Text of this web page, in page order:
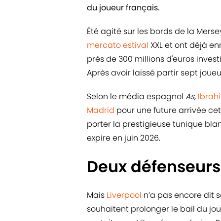
du joueur français.
Été agité sur les bords de la
mercato estival XXL et ont déjà
près de 300 millions d'euros
Après avoir laissé partir sept
Selon le média espagnol As,
Madrid pour une future arrivée
porter la prestigieuse tunique
expire en juin 2026.
Deux
Mais Liverpool n’a pas encore dit
souhaitent prolonger le bail du